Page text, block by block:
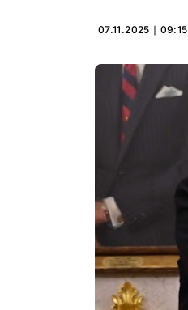
07.11.2025 ∣ 09:15